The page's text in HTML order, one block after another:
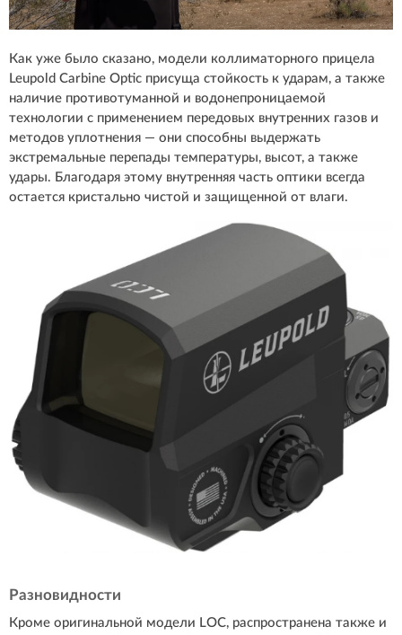
Как уже было сказано, модели коллиматорного прицела
Leupold Carbine Optic присуща стойкость к ударам, а также
наличие противотуманной и водонепроницаемой
технологии с применением передовых внутренних газов и
методов уплотнения — они способны выдержать
экстремальные перепады температуры, высот, а также
удары. Благодаря этому внутренняя часть оптики всегда
остается кристально чистой и защищенной от влаги.
Разновидности
Кроме оригинальной модели LOC, распространена также и